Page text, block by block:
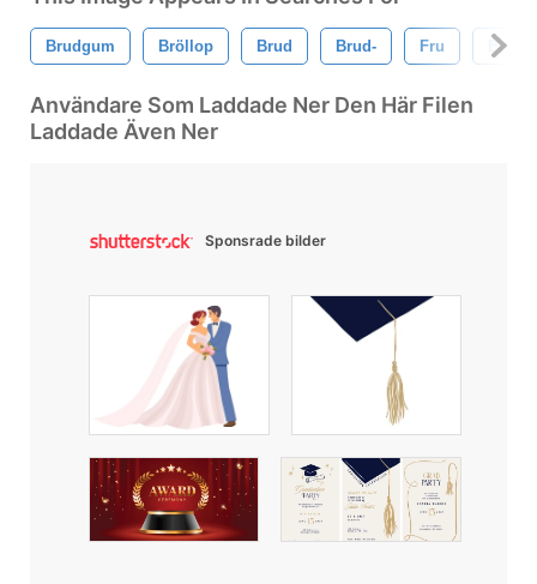
Brudgum Bröllop Brud Brud- Fru
Användare Som Laddade Ner Den Här Filen
Laddade Även Ner
Sponsrade bilder